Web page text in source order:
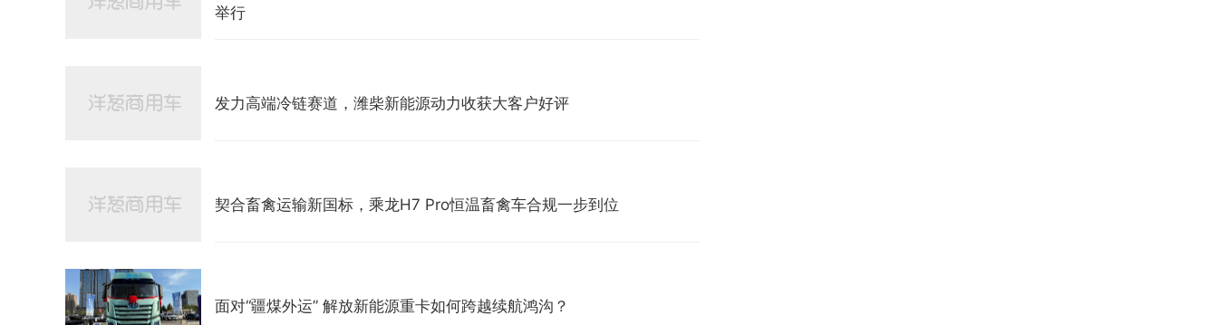
举行
发力高端冷链赛道，潍柴新能源动力收获大客户好评
契合畜禽运输新国标，乘龙H7 Pro恒温畜禽车合规一步到位
面对“疆煤外运” 解放新能源重卡如何跨越续航鸿沟？